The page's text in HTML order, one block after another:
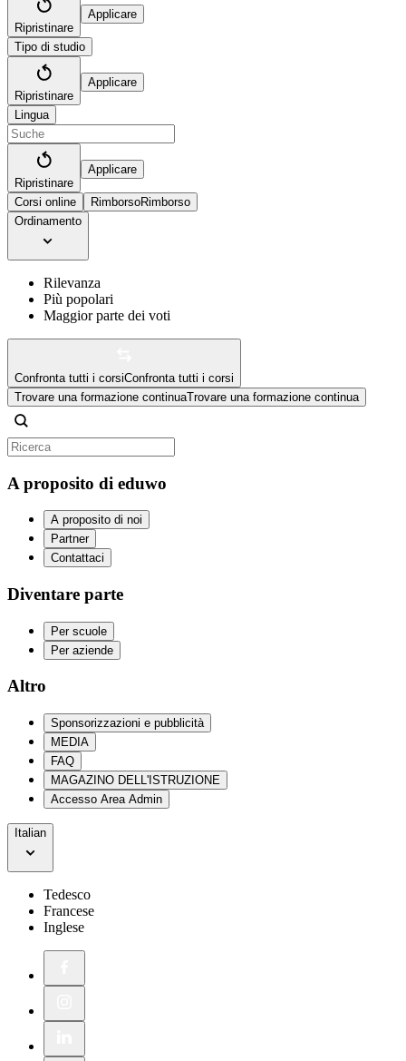
Ripristinare
Applicare
Tipo di studio
Ripristinare
Applicare
Lingua
Ripristinare
Applicare
Corsi online RimborsoRimborso
Ordinamento
Rilevanza
Più popolari
Maggior parte dei voti
Confronta tutti i corsiConfronta tutti i corsi
Trovare una formazione continuaTrovare una formazione continua
A proposito di eduwo
A proposito di noi
Partner
Contattaci
Diventare parte
Per scuole
Per aziende
Altro
Sponsorizzazioni e pubblicità
MEDIA
FAQ
MAGAZINO DELL'ISTRUZIONE
Accesso Area Admin
Italian
Tedesco
Francese
Inglese